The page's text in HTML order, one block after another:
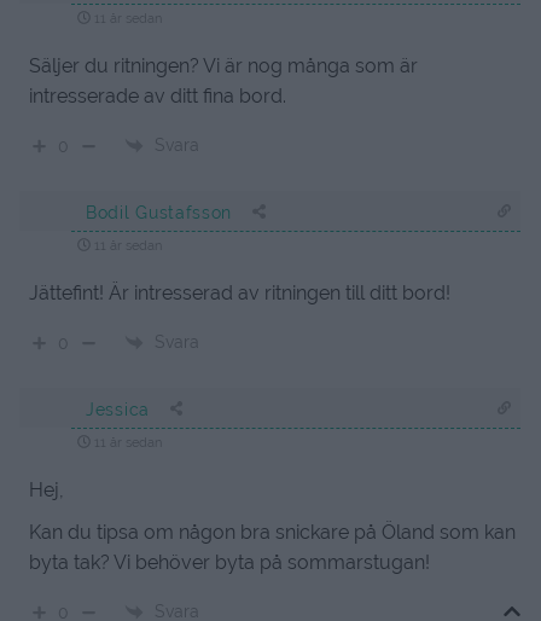
Säljer du ritningen? Vi är nog många som är
intresserade av ditt fina bord.
Svara
Bodil Gustafsson
Jättefint! Är intresserad av ritningen till ditt bord!
Svara
Jessica
Hej,
Kan du tipsa om någon bra snickare på Öland som kan
byta tak? Vi behöver byta på sommarstugan!
Svara